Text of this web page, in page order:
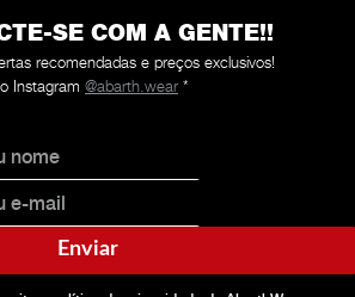
SE COM A GENTE!!
recomendadas e preços exclusivos!
Instagram @abarth.wear *
Enviar